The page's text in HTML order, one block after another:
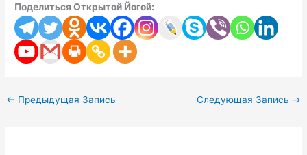
Поделиться Открытой Йогой:
← Предыдущая Запись Следующая Запись →